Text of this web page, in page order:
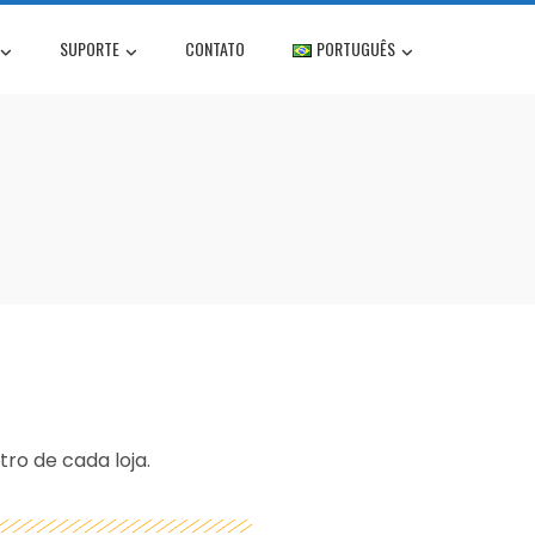
SUPORTE CONTATO PORTUGUÊS
de cada loja.